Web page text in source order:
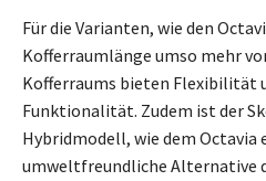
Für die Varianten, wie den
Kofferraumlänge umso mehr
Kofferraums bieten Flexibilität
Funktionalität. Zudem ist der
Hybridmodell, wie dem Octavia
umweltfreundliche Alternative